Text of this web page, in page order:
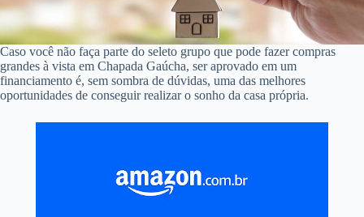
Caso você não faça parte do seleto grupo que pode fazer compras
grandes à vista em Chapada Gaúcha, ser aprovado em um
financiamento é, sem sombra de dúvidas, uma das melhores
oportunidades de conseguir realizar o sonho da casa própria.